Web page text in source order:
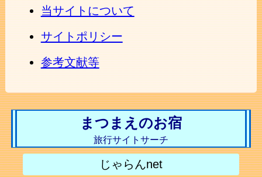
当サイトについて
サイトポリシー
参考文献等
まつまえのお宿
旅行サイトサーチ
じゃらんnet